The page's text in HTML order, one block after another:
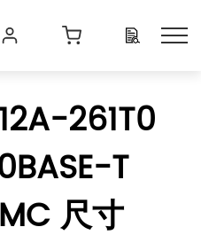
261T0
T
尺寸